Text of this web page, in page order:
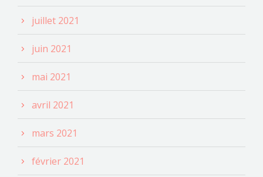
juillet 2021
juin 2021
mai 2021
avril 2021
mars 2021
février 2021